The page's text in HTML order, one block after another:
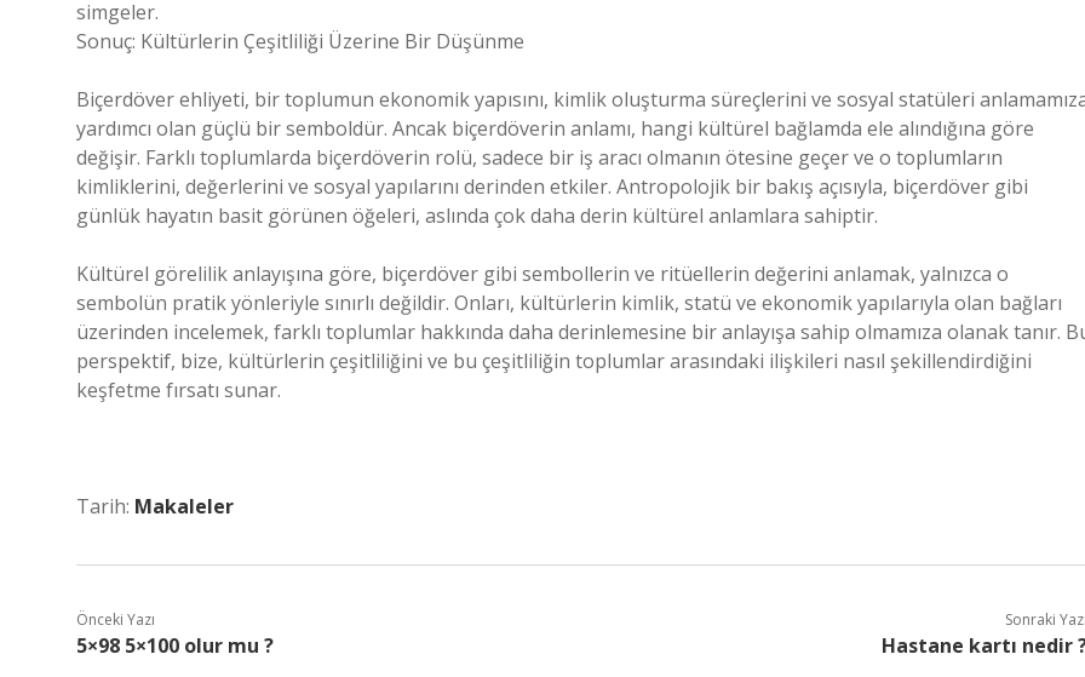
simgeler.
Sonuç: Kültürlerin Çeşitliliği Üzerine Bir Düşünme
Biçerdöver ehliyeti, bir toplumun ekonomik yapısını, kimlik oluşturma süreçlerini ve sosyal statüleri
yardımcı olan güçlü bir semboldür. Ancak biçerdöverin anlamı, hangi kültürel bağlamda ele alındığına göre
değişir. Farklı toplumlarda biçerdöverin rolü, sadece bir iş aracı olmanın ötesine geçer ve o toplumların
kimliklerini, değerlerini ve sosyal yapılarını derinden etkiler. Antropolojik bir bakış açısıyla, biçerdöver gibi
günlük hayatın basit görünen öğeleri, aslında çok daha derin kültürel anlamlara sahiptir.
Kültürel görelilik anlayışına göre, biçerdöver gibi sembollerin ve ritüellerin değerini anlamak, yalnızca o
sembolün pratik yönleriyle sınırlı değildir. Onları, kültürlerin kimlik, statü ve ekonomik yapılarıyla olan bağları
üzerinden incelemek, farklı toplumlar hakkında daha derinlemesine bir anlayışa sahip olmamıza olanak tanır.
perspektif, bize, kültürlerin çeşitliliğini ve bu çeşitliliğin toplumlar arasındaki ilişkileri nasıl şekillendirdiğini
keşfetme fırsatı sunar.
Tarih: Makaleler
Önceki Yazı
5×98 5×100 olur mu ?
Sonraki
Hastane kartı nedir